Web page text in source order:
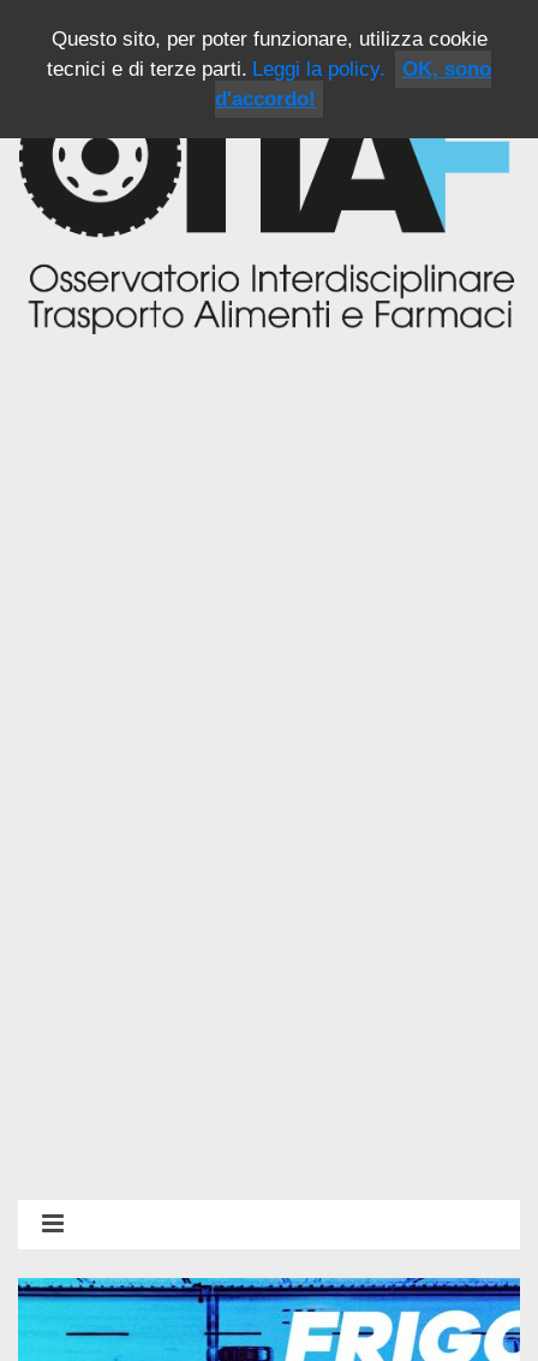
Questo sito, per poter funzionare, utilizza cookie
tecnici e di terze parti. Leggi la policy.
OK, sono
d'accordo!